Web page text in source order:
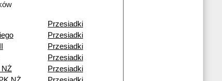
Przesiadki
Przesiadki
Przesiadki
Przesiadki
NŻ
Przesiadki